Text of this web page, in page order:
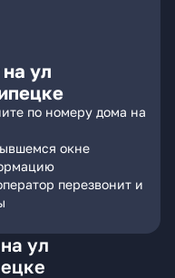
ул
по номеру дома на
окне
перезвонит и
ул